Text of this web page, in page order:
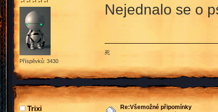
Příspěvků: 3430
Nejednalo se o
死
Trixi Re:Všemožné připomínky